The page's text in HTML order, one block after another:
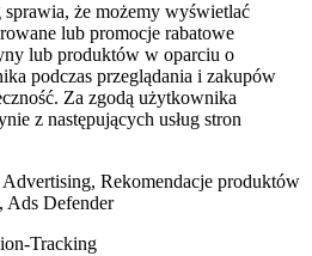
sprawia, że możemy wyświetlać
lub promocje rabatowe
lub produktów w oparciu o
podczas przeglądania i zakupów
Za zgodą użytkownika
z następujących usług stron
Rekomendacje produktów
Ads Defender
Tracking